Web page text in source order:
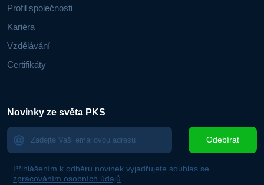
Profil společnosti
Kariéra
Vzdělávání
Certifikáty
Novinky ze světa PKS
Odebírat
Přihlášením k odběru novinek vyjadřujete souhlas se
zpracováním osobních údajů